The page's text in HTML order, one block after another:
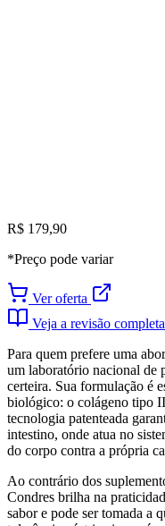
R$ 179,90
*Preço pode variar
Ver oferta
Veja a revisão
Para quem prefere uma
um laboratório nacional de
certeira. Sua formulação é
biológico: o colágeno tipo
tecnologia patenteada
intestino, onde atua no
do corpo contra a própria
Ao contrário dos
Condres brilha na
sabor e pode ser tomada a